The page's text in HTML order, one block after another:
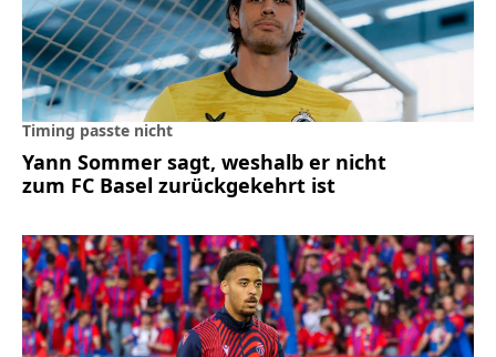
Timing passte nicht
Yann Sommer sagt, weshalb er nicht
zum FC Basel zurückgekehrt ist